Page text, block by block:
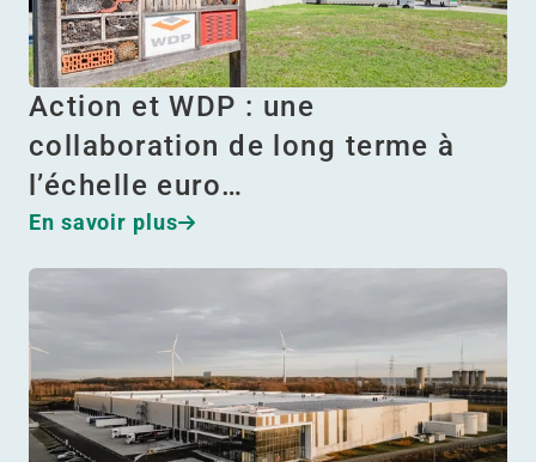
Action et WDP : une
collaboration de long terme à
l’échelle euro…
En savoir plus